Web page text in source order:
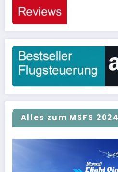
Alles zum MSFS 2024